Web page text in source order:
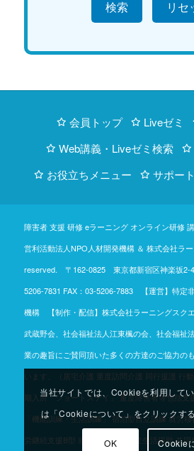
検索
会員トップ Liveゼミ
Web講義・Liveゼミ検索
お役立ちメニュー
サポート
障害者 支援 研修 eラーニング オンライン研修
営利活動法人NPO人材開発機構＆ 株式会社ラ
reserved. 〒162-0825 東京都新宿区神楽坂
5206-7831 FAX：03-5206-7883 【運営】特定
機構 【制作・配信】株式会社ラーニングスク
武蔵野会、社会福祉法人江東楓の会、社会福祉
業の趣旨にご賛同頂いた多くの方達のご協力の
います。（居宅介護 重度訪問介護 同行援護 行
期入所「ショートステイ」 重度障害者等包括支
「機能訓練・生活訓練」 宿泊型自立訓練 就労
労継続支援B型 就労定着支援 自立生活援助 共同
当社サイトでは、Cookieを利用して
は「Cookieについて」をクリックす
OK Cookie